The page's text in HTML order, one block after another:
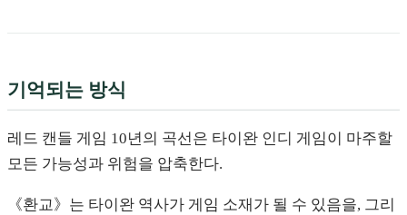
기억되는 방식
레드 캔들 게임 10년의 곡선은 타이완 인디 게임이 마주할
모든 가능성과 위험을 압축한다.
《환교》는 타이완 역사가 게임 소재가 될 수 있음을, 그리